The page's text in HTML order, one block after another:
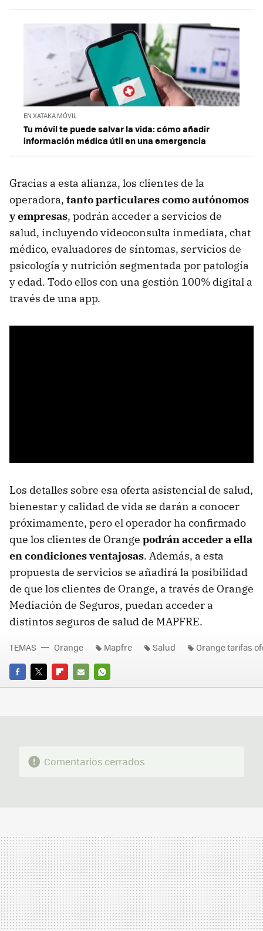
EN XATAKA MÓVIL
Tu móvil te puede salvar la vida: cómo añadir
información médica útil en una emergencia
Gracias a esta alianza, los clientes de la
operadora, tanto particulares como autónomos
y empresas, podrán acceder a servicios de
salud, incluyendo videoconsulta inmediata, chat
médico, evaluadores de síntomas, servicios de
psicología y nutrición segmentada por patología
y edad. Todo ellos con una gestión 100% digital a
través de una app.
Los detalles sobre esa oferta asistencial de salud,
bienestar y calidad de vida se darán a conocer
próximamente, pero el operador ha confirmado
que los clientes de Orange podrán acceder a ella
en condiciones ventajosas. Además, a esta
propuesta de servicios se añadirá la posibilidad
de que los clientes de Orange, a través de Orange
Mediación de Seguros, puedan acceder a
distintos seguros de salud de MAPFRE.
FACEBOOK
TWITTERFLIPBOARD
E-
WHATSAPP
TEMAS Orange Mapfre Salud Orange tarifas
Comentarios cerrados